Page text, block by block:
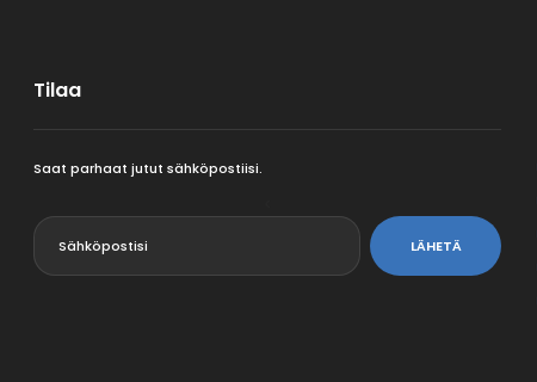
Tilaa
Saat parhaat jutut sähköpostiisi.
LÄHETÄ